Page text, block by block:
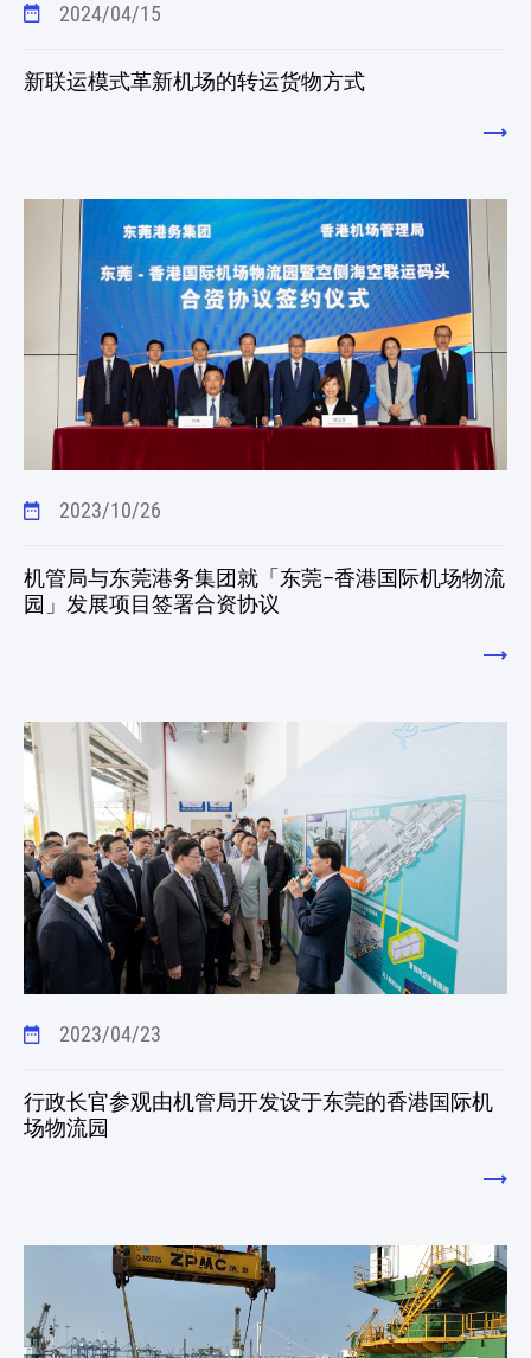
2024/04/15
新联运模式革新机场的转运货物方式
2023/10/26
机管局与东莞港务集团就「东莞–香港国际机场物流
园」发展项目签署合资协议
2023/04/23
行政长官参观由机管局开发设于东莞的香港国际机
场物流园